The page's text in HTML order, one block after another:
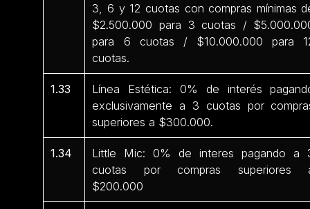
3, 6 y 12 cuotas con compras mínimas
$2.500.000 para 3 cuotas /
para 6 cuotas / $10.000.000 para
cuotas.
1.33
Línea Estética: 0% de interés
exclusivamente a 3 cuotas por
superiores a $300.000.
1.34
Little Mic: 0% de interes pagando a
cuotas por compras superiores
$200.000